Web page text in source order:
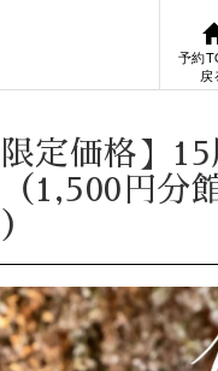
予約
戻
限定価格】
1,500円分